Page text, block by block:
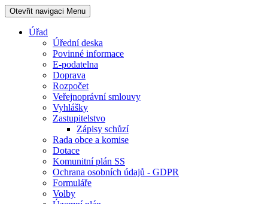
Otevřit navigaci Menu
Úřad
Úřední deska
Povinné informace
E-podatelna
Doprava
Rozpočet
Veřejnoprávní smlouvy
Vyhlášky
Zastupitelstvo
Zápisy schůzí
Rada obce a komise
Dotace
Komunitní plán SS
Ochrana osobních údajů - GDPR
Formuláře
Volby